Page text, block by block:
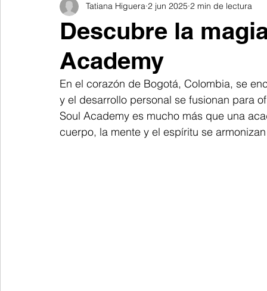
Descubre la
Academy
Tatiana Higuera 2 jun 2025 2 min de lectura
En el corazón de Bogotá, Colombia, se
y el desarrollo personal se fusionan para
Soul Academy es mucho más que una
cuerpo, la mente y el espíritu se